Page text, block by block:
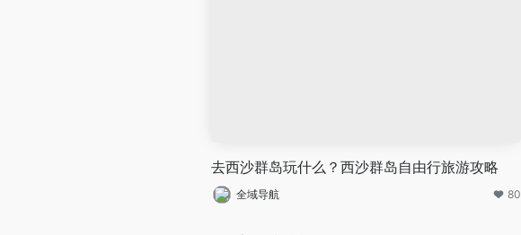
去西沙群岛玩什么？西沙群岛自由行旅游攻略
全域导航 80